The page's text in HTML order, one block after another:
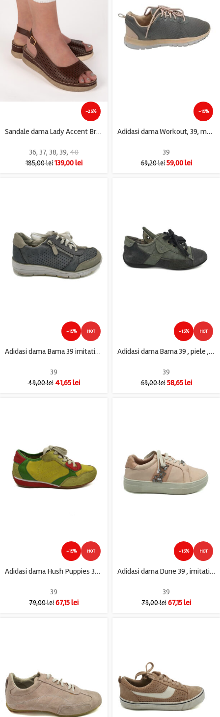
-25%
Sandale dama Lady Accent Brown , imitatie de piele, maro
36, 37, 38, 39, 40
185,00lei 139,00lei
-15%
Adidasi dama Workout, 39, material textil, gri
39
69,20lei 59,00lei
-15% HOT
Adidasi dama Bama 39 imitatie de piele , gri
39
49,00lei 41,65lei
-15% HOT
Adidasi dama Bama 39 , piele , piele intoarsa , gri , imblanite
39
69,00lei 58,65lei
-15% HOT
Adidasi dama Hush Puppies 39 , piele intoarsa , imitatie piele , galben verde
39
79,00lei67,15lei
-15% HOT
Adidasi dama Dune 39 , imitatie piele , rose
39
79,00lei67,15lei